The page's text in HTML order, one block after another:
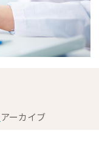
アーカイブ